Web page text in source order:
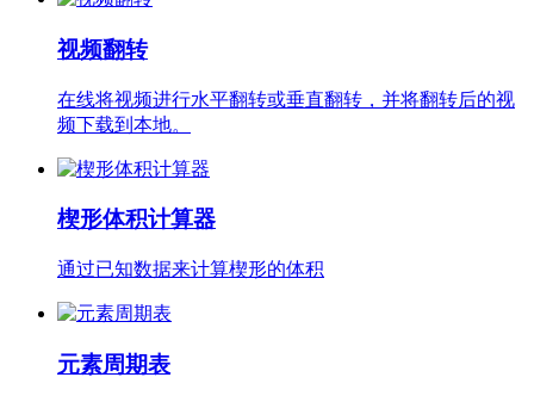
视频翻转
在线将视频进行水平翻转或垂直翻转，并将翻转后的视
频下载到本地。
楔形体积计算器
通过已知数据来计算楔形的体积
元素周期表